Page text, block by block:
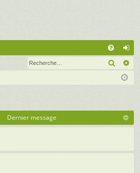
FA on
ne
Dernier message